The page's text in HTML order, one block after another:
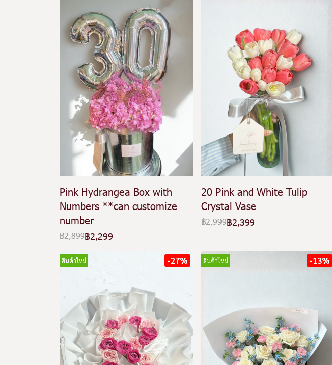
Pink Hydrangea Box with
Numbers **can customize
number
฿2,899฿2,299
20 Pink and White Tulip
Crystal Vase
฿2,999฿2,399
สินค้าใหม่ -27% สินค้าใหม่ -13%